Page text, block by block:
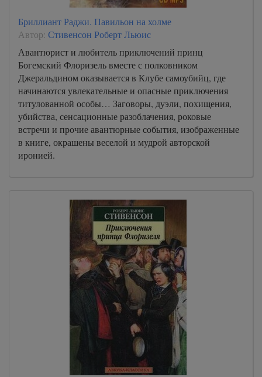
Бриллиант Раджи. Павильон на холме
Автор: Стивенсон Роберт Льюис
Авантюрист и любитель приключений принц
Богемский Флоризель вместе с полковником
Джеральдином оказывается в Клубе самоубийц, где
начинаются увлекательные и опасные приключения
титулованной особы… Заговоры, дуэли, похищения,
убийства, сенсационные разоблачения, роковые
встречи и прочие авантюрные события, изображенные
в книге, окрашены веселой и мудрой авторской
иронией.